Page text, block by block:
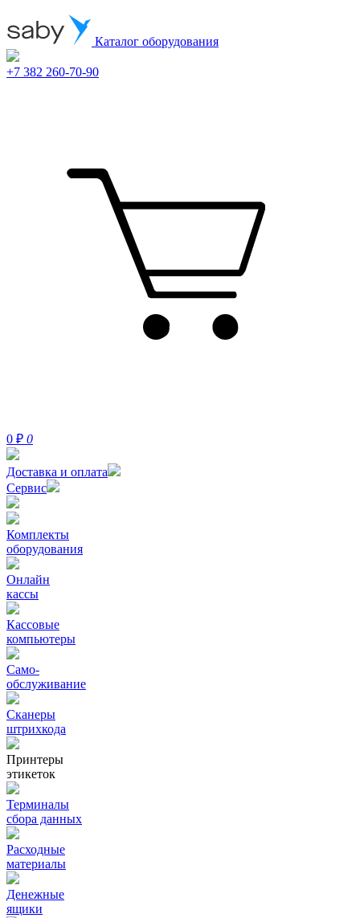
Каталог оборудования
+7 382 260-70-90
0 ₽ 0
Доставка и оплата
Сервис
Комплекты
оборудования
Онлайн
кассы
Кассовые
компьютеры
Само-
обслуживание
Сканеры
штрихкода
Принтеры
этикеток
Терминалы
сбора данных
Расходные
материалы
Денежные
ящики